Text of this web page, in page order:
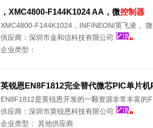
，XMC4800-F144K1024 AA，微控制器
XMC4800-F144K1024，INFINEON/英飞凌，
供应商： 深圳市金和信科技有限公司
企业类型：
EN8F1812是英锐恩开发的一颗资源非常丰富的
供应商： 深圳市英锐恩科技有限公司
企业类型：
其他供应商